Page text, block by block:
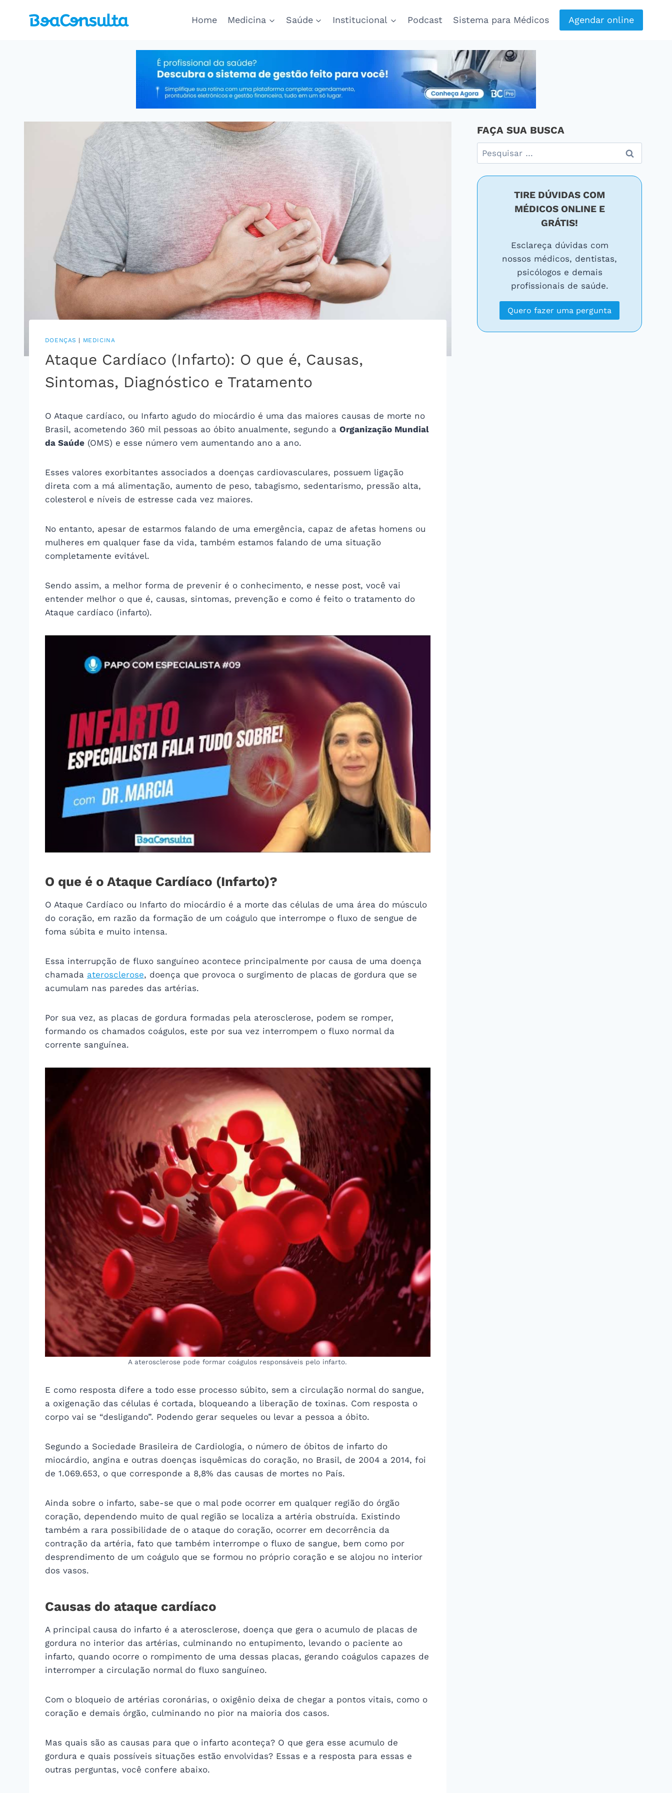
Home Medicina Saúde Institucional Podcast Sistema para Médicos Agendar online
DOENÇAS | MEDICINA
Ataque Cardíaco (Infarto): O que é, Causas,
Sintomas, Diagnóstico e Tratamento
O Ataque cardíaco, ou Infarto agudo do miocárdio é uma das maiores causas de morte no
Brasil, acometendo 360 mil pessoas ao óbito anualmente, segundo a Organização Mundial
da Saúde(OMS) e esse número vem aumentando ano a ano.
Esses valores exorbitantes associados a doenças cardiovasculares, possuem ligação
direta com a má alimentação, aumento de peso, tabagismo, sedentarismo, pressão alta,
colesterol e níveis de estresse cada vez maiores.
No entanto, apesar de estarmos falando de uma emergência, capaz de afetas homens ou
mulheres em qualquer fase da vida, também estamos falando de uma situação
completamente evitável.
Sendo assim, a melhor forma de prevenir é o conhecimento, e nesse post, você vai
entender melhor o que é, causas, sintomas, prevenção e como é feito o tratamento do
Ataque cardíaco (infarto).
O que é o Ataque Cardíaco (Infarto)?
O Ataque Cardíaco ou Infarto do miocárdio é a morte das células de uma área do músculo
do coração, em razão da formação de um coágulo que interrompe o fluxo de sengue de
foma súbita e muito intensa.
Essa interrupção de fluxo sanguíneo acontece principalmente por causa de uma doença
chamada aterosclerose, doença que provoca o surgimento de placas de gordura que se
acumulam nas paredes das artérias.
Por sua vez, as placas de gordura formadas pela aterosclerose, podem se romper,
formando os chamados coágulos, este por sua vez interrompem o fluxo normal da
corrente sanguínea.
A aterosclerose pode formar coágulos responsáveis pelo infarto.
E como resposta difere a todo esse processo súbito, sem a circulação normal do sangue,
a oxigenação das células é cortada, bloqueando a liberação de toxinas. Com resposta o
corpo vai se “desligando”. Podendo gerar sequeles ou levar a pessoa a óbito.
Segundo a Sociedade Brasileira de Cardiologia, o número de óbitos de infarto do
miocárdio, angina e outras doenças isquêmicas do coração, no Brasil, de 2004 a 2014, foi
de 1.069.653, o que corresponde a 8,8% das causas de mortes no País.
Ainda sobre o infarto, sabe-se que o mal pode ocorrer em qualquer região do órgão
coração, dependendo muito de qual região se localiza a artéria obstruída. Existindo
também a rara possibilidade de o ataque do coração, ocorrer em decorrência da
contração da artéria, fato que também interrompe o fluxo de sangue, bem como por
desprendimento de um coágulo que se formou no próprio coração e se alojou no interior
dos vasos.
Causas do ataque cardíaco
A principal causa do infarto é a aterosclerose, doença que gera o acumulo de placas de
gordura no interior das artérias, culminando no entupimento, levando o paciente ao
infarto, quando ocorre o rompimento de uma dessas placas, gerando coágulos capazes de
interromper a circulação normal do fluxo sanguíneo.
Com o bloqueio de artérias coronárias, o oxigênio deixa de chegar a pontos vitais, como o
coração e demais órgão, culminando no pior na maioria dos casos.
Mas quais são as causas para que o infarto aconteça? O que gera esse acumulo de
gordura e quais possíveis situações estão envolvidas? Essas e a resposta para essas e
outras perguntas, você confere abaixo.
FAÇA SUA BUSCA
Pesquisar
por:
TIRE DÚVIDAS COM
MÉDICOS ONLINE E
GRÁTIS!
Esclareça dúvidas com
nossos médicos, dentistas,
psicólogos e demais
profissionais de saúde.
Quero fazer uma pergunta